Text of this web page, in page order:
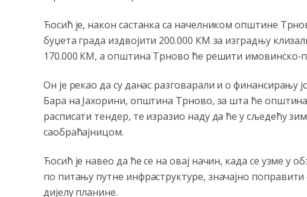
Ћосић је, након састанка са начелником општине
буџета града издвојити 200.000 КМ за изградњу
170.000 КМ, а општина Трново ће решити имовинско-
Он је рекао да су данас разговарали и о финансирању
Бара на Јахорини, општина Трново, за шта ће
расписати тендер, те изразио наду да ће у сљедећу
саобраћајницом.
Ћосић је навео да ће се на овај начин, када се узме у
по питању путне инфраструктуре, значајно
дијелу планине.